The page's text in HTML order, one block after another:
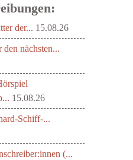
der... 15.08.26
nächsten...
15.08.26
Schiff-...
(...